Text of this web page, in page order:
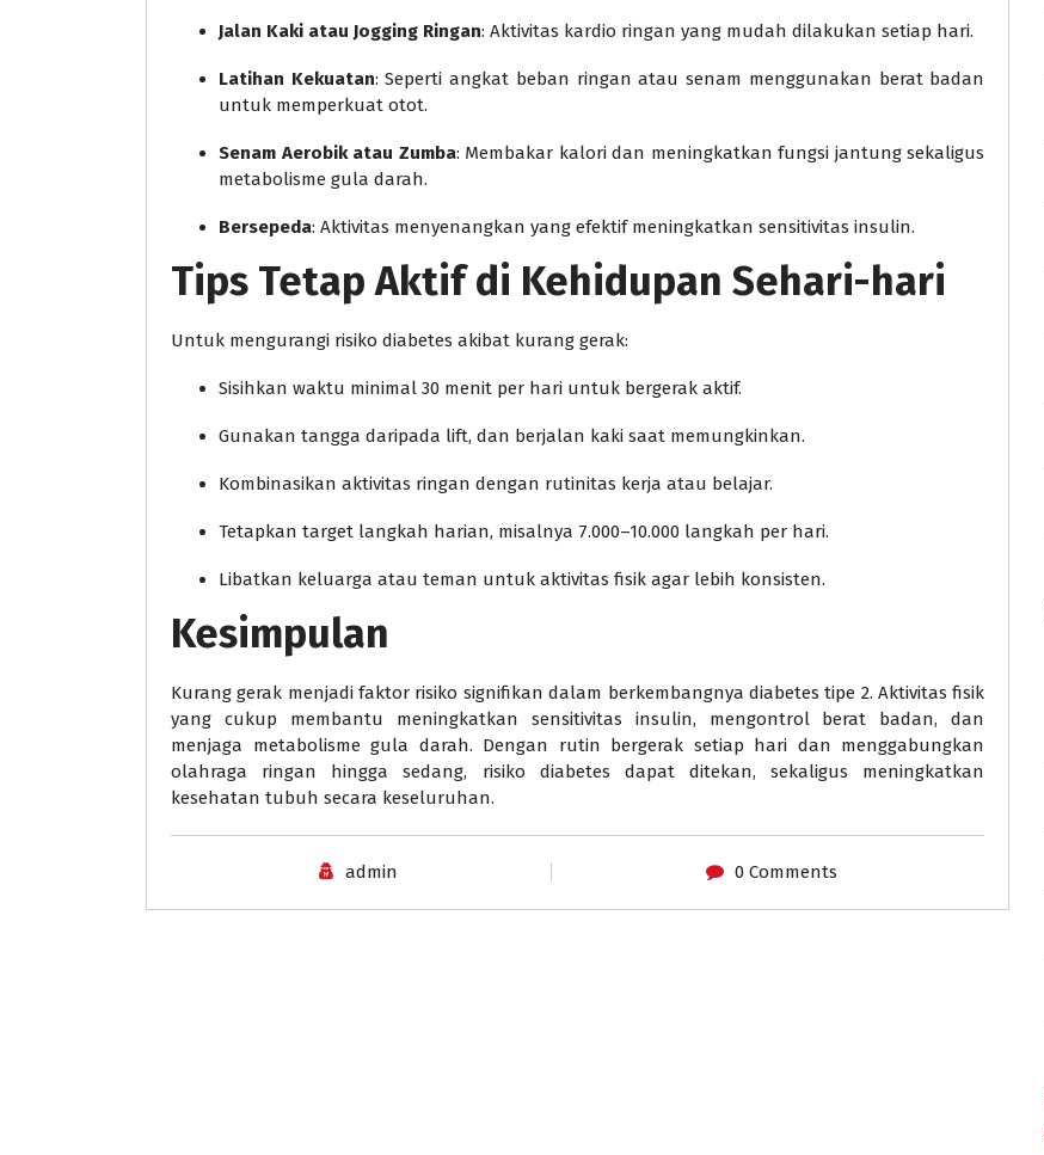
Jalan Kaki atau Jogging Ringan: Aktivitas kardio ringan yang mudah dilakukan setiap hari.
Latihan Kekuatan: Seperti angkat beban ringan atau senam menggunakan berat badan
untuk memperkuat otot.
Senam Aerobik atau Zumba: Membakar kalori dan meningkatkan fungsi jantung sekaligus
metabolisme gula darah.
Bersepeda: Aktivitas menyenangkan yang efektif meningkatkan sensitivitas insulin.
Tips Tetap Aktif di Kehidupan Sehari-hari
Untuk mengurangi risiko diabetes akibat kurang gerak:
Sisihkan waktu minimal 30 menit per hari untuk bergerak aktif.
Gunakan tangga daripada lift, dan berjalan kaki saat memungkinkan.
Kombinasikan aktivitas ringan dengan rutinitas kerja atau belajar.
Tetapkan target langkah harian, misalnya 7.000–10.000 langkah per hari.
Libatkan keluarga atau teman untuk aktivitas fisik agar lebih konsisten.
Kesimpulan
Kurang gerak menjadi faktor risiko signifikan dalam berkembangnya diabetes tipe 2. Aktivitas fisik
yang cukup membantu meningkatkan sensitivitas insulin, mengontrol berat badan, dan
menjaga metabolisme gula darah. Dengan rutin bergerak setiap hari dan menggabungkan
olahraga ringan hingga sedang, risiko diabetes dapat ditekan, sekaligus meningkatkan
kesehatan tubuh secara keseluruhan.
admin 0 Comments